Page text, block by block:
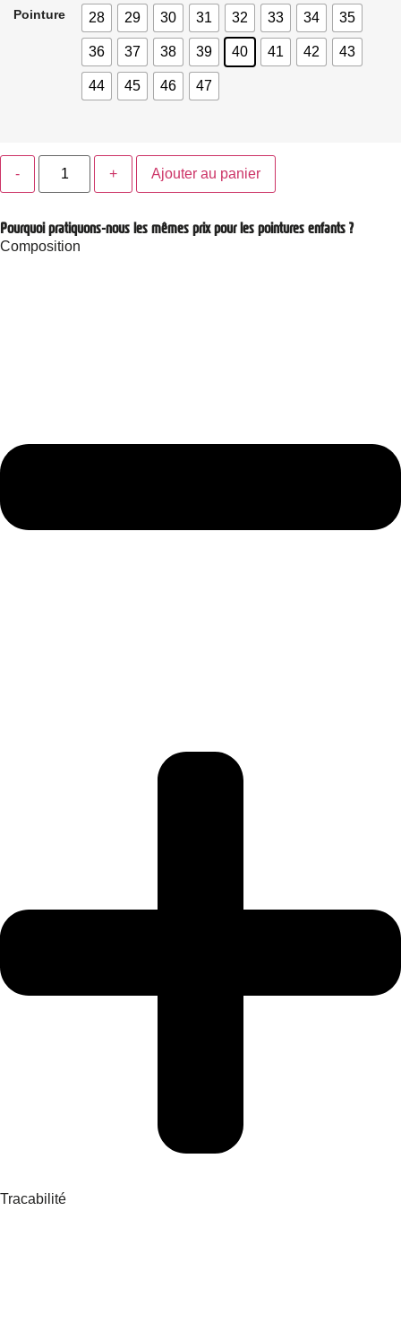
Pointure 28 29 30 31 32 33 34 35
36 37 38 39 40 41 42 43
44 45 46 47
Ajouter au panier
Pourquoi pratiquons-nous les mêmes prix pour les pointures enfants ?
Composition
Tracabilité